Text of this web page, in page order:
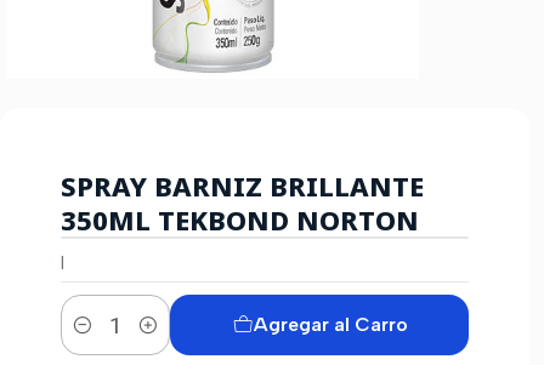
|
SPRAY BARNIZ BRILLANTE
350ML TEKBOND NORTON
Cantidad
Agregar al Carro